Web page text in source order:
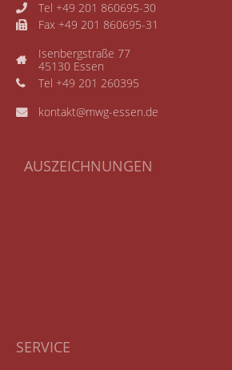
Tel +49 201 860695-30
Fax +49 201 860695-31
Isenbergstraße 77
45130 Essen
Tel +49 201 260395
kontakt@mwg-essen.de
AUSZEICHNUNGEN
SERVICE